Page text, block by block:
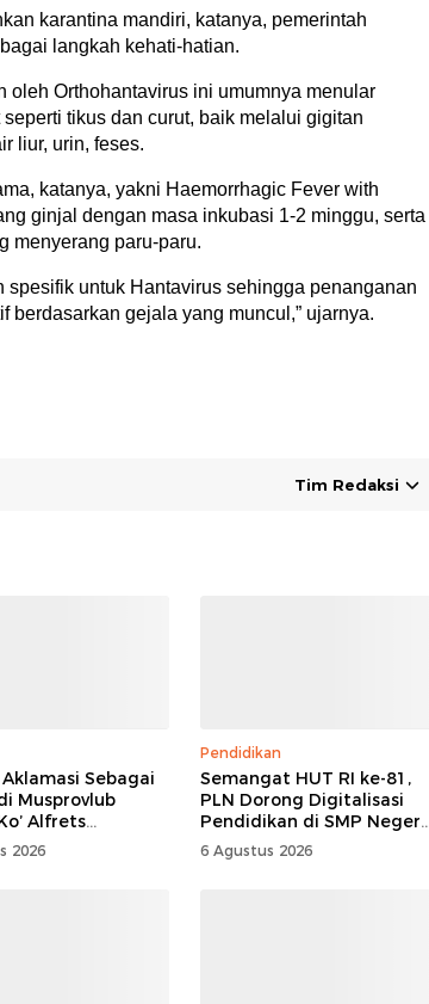
karantina mandiri, katanya, pemerintah
langkah kehati-hatian.
Orthohantavirus ini umumnya menular
tikus dan curut, baik melalui gigitan
liur, urin, feses.
katanya, yakni Haemorrhagic Fever with
ginjal dengan masa inkubasi 1-2 minggu, serta
menyerang paru-paru.
spesifik untuk Hantavirus sehingga penanganan
berdasarkan gejala yang muncul,” ujarnya.
Tim Redaksi
Sebagai
Musprovlub
Alfrets
Siap Gairahkan
2026
Pendidikan
Semangat HUT RI ke-81,
PLN Dorong Digitalisasi
Pendidikan di SMP Negeri
1 Palu Lewat Program
TJSL
6 Agustus 2026